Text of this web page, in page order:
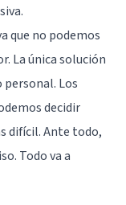
que no podemos
La única solución
personal. Los
decidir
difícil. Ante todo,
Todo va a